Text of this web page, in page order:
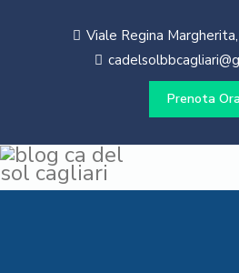
Viale Regina
Prenota